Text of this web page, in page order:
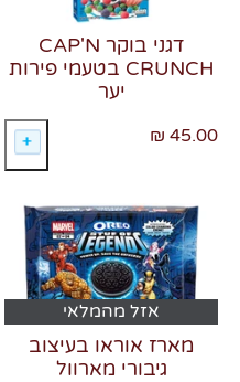
דגני בוקר CAP'N
CRUNCH בטעמי פירות
יער
45.00 ₪
אזל מהמלאי
מארז אוראו בעיצוב
גיבורי מארוול